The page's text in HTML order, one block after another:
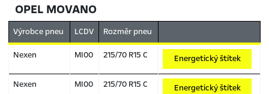
OPEL MOVANO
Výrobce pneu LCDV Rozměr pneu
Nexen MI00 215/70 R15 C Energetický štítek
Nexen MI00 215/70 R15 C Energetický štítek